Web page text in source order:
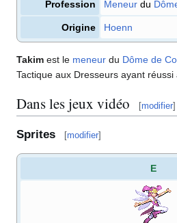
Profession Meneur du
Origine Hoenn
Takim est le meneur du Dôme de
Tactique aux Dresseurs ayant réussi
Dans les jeux vidéo [modifier]
Sprites [modifier]
E